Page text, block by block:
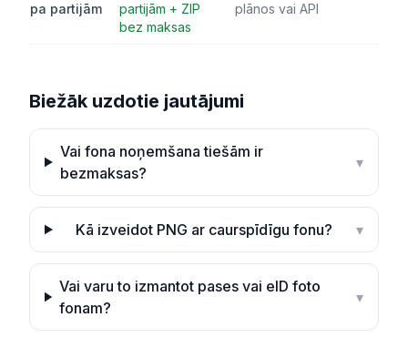
pa partijām
partijām + ZIP
bez maksas
plānos vai API
Biežāk uzdotie jautājumi
Vai fona noņemšana tiešām ir
bezmaksas?
▾
Kā izveidot PNG ar caurspīdīgu fonu? ▾
Vai varu to izmantot pases vai eID foto
fonam?
▾